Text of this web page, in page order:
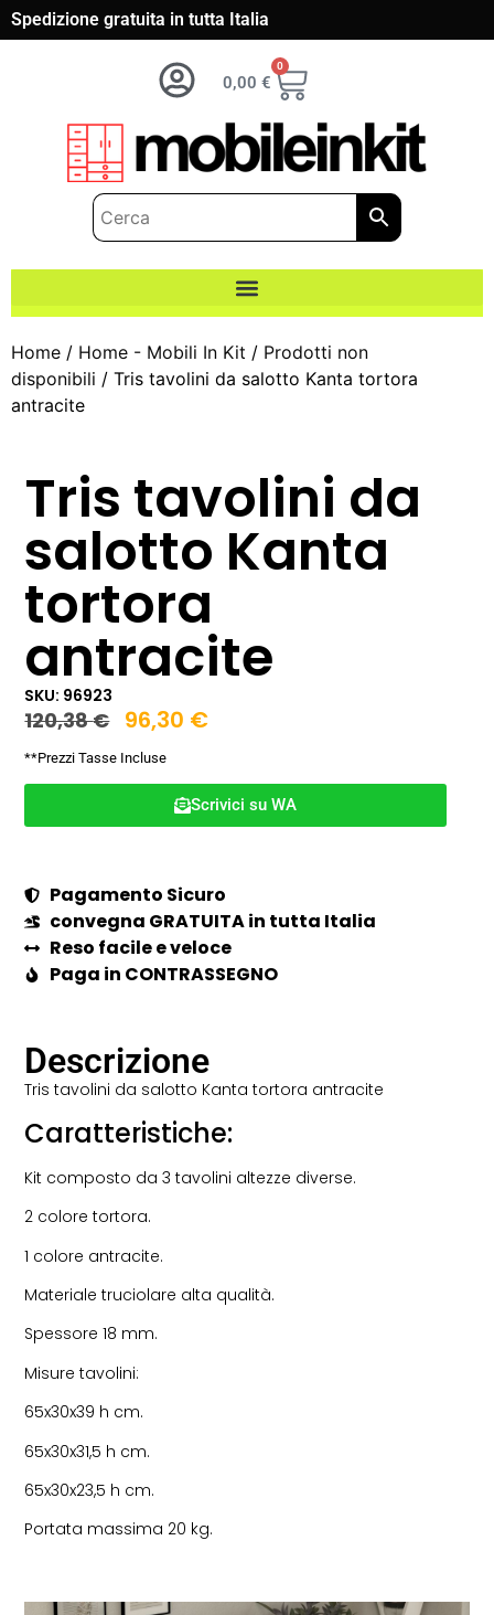
Spedizione gratuita in tutta Italia
0,00 €
0
Home / Home - Mobili In Kit / Prodotti non
disponibili / Tris tavolini da salotto Kanta tortora
antracite
Tris tavolini da
salotto Kanta
tortora
antracite
SKU: 96923
120,38€ 96,30 €
**Prezzi Tasse Incluse
Scrivici su WA
Pagamento Sicuro
convegna GRATUITA in tutta Italia
Reso facile e veloce
Paga in CONTRASSEGNO
Descrizione
Tris tavolini da salotto Kanta tortora antracite
Caratteristiche:
Kit composto da 3 tavolini altezze diverse.
2 colore tortora.
1 colore antracite.
Materiale truciolare alta qualità.
Spessore 18 mm.
Misure tavolini:
65x30x39 h cm.
65x30x31,5 h cm.
65x30x23,5 h cm.
Portata massima 20 kg.